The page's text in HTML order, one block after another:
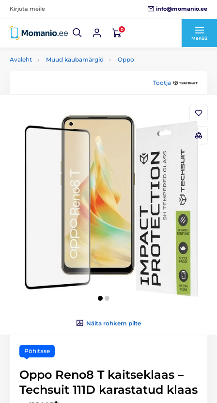
Kirjuta meile info@momanio.ee
0
Menüü
Avaleht Muud kaubamärgid Oppo
Tootja
Näita rohkem pilte
Põhitase
Oppo Reno8 T kaitseklaas –
Techsuit 111D karastatud klaas